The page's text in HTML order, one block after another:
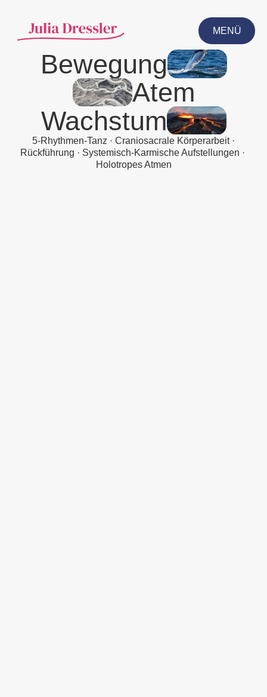
MENÜ
CLOSE
Bewegung
Atem
Wachstum
5-Rhythmen-Tanz · Craniosacrale Körperarbeit ·
Rückführung · Systemisch-Karmische Aufstellungen · ​
Holotropes Atmen